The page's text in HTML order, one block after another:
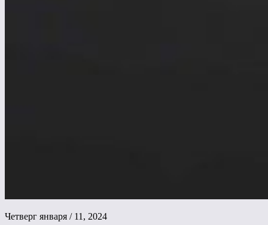
Четверг января / 11, 2024